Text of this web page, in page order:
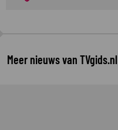
Meer nieuws van TVgids.nl